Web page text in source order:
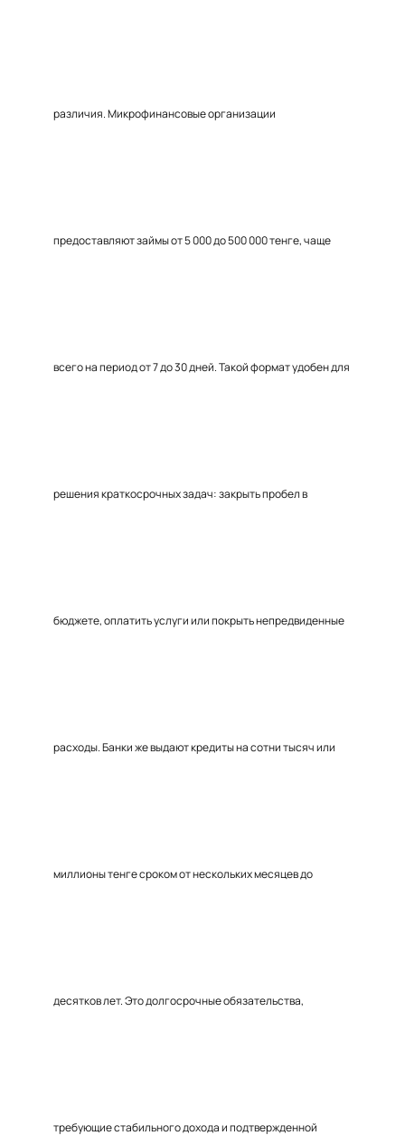
различия. Микрофинансовые организации
предоставляют займы от 5 000 до 500 000 тенге, чаще
всего на период от 7 до 30 дней. Такой формат удобен для
решения краткосрочных задач: закрыть пробел в
бюджете, оплатить услуги или покрыть непредвиденные
расходы. Банки же выдают кредиты на сотни тысяч или
миллионы тенге сроком от нескольких месяцев до
десятков лет. Это долгосрочные обязательства,
требующие стабильного дохода и подтвержденной